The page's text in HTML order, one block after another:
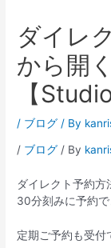
ダイレ
から開
【
/ ブログ / By
/ ブログ / By
ダイレクト予約
30分刻みに予約で
定期ご予約も受付